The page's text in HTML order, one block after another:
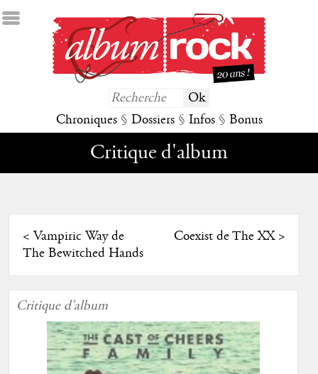
Chroniques § Dossiers § Infos § Bonus
Critique d'album
< Vampiric Way de
The Bewitched Hands
Coexist de The XX>
Critique d'album